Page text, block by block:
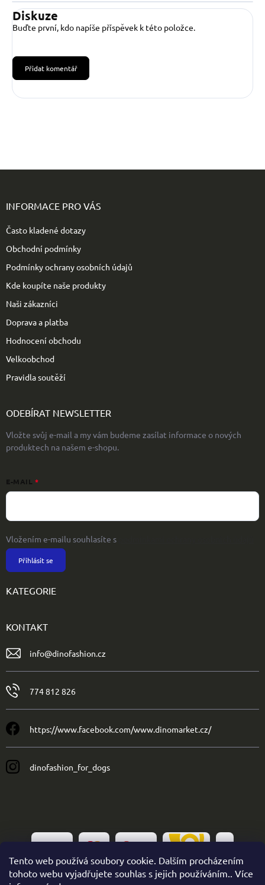
Tento web používá soubory cookie. Dalším procházením
tohoto webu vyjadřujete souhlas s jejich používáním.. Více
Diskuze
Buďte první, kdo napíše příspěvek k této položce.
Přidat komentář
INFORMACE PRO VÁS
Často kladené dotazy
Obchodní podmínky
Podmínky ochrany osobních údajů
Kde koupíte naše produkty
Naši zákazníci
Doprava a platba
Hodnocení obchodu
Velkoobchod
Pravidla soutěží
ODEBÍRAT NEWSLETTER
Vložte svůj e-mail a my vám budeme zasílat informace o nových
produktech na našem e-shopu.
E-MAIL
Vložením e-mailu souhlasíte s
Přihlásit se
KATEGORIE
KONTAKT
info@dinofashion.cz
774 812 826
https://www.facebook.com/www.dinomarket.cz/
dinofashion_for_dogs